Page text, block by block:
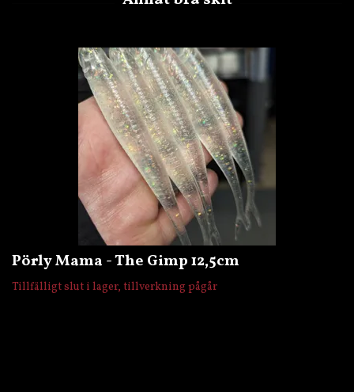
Pörly Mama - The Gimp 12,5cm
Tillfälligt slut i lager, tillverkning pågår